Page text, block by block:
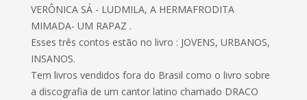
VERÔNICA SÁ - LUDMILA, A HERMAFRODITA
MIMADA- UM RAPAZ .
Esses três contos estão no livro : JOVENS, URBANOS,
INSANOS.
Tem livros vendidos fora do Brasil como o livro sobre
a discografia de um cantor latino chamado DRACO